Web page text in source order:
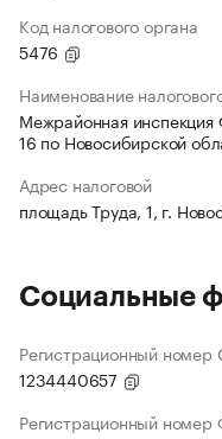
Код налогового органа
5476
Наименование
Межрайонная
16 по Новосибирской
Адрес налоговой
площадь Труда, 1, г.
Социальные
Регистрационный
1234440657
Регистрационный